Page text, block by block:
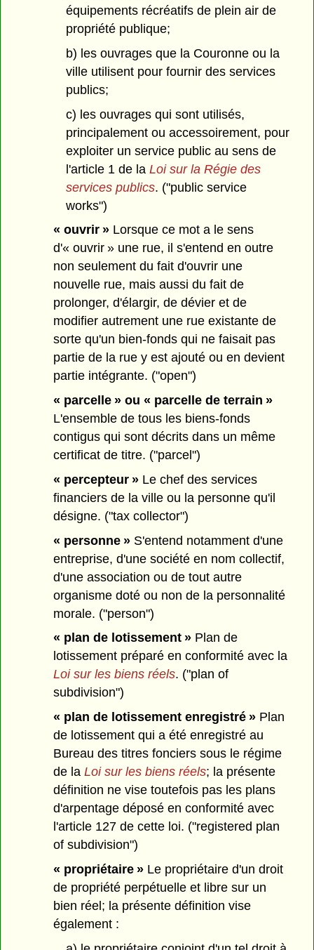
équipements récréatifs de plein air de
propriété publique;
b) les ouvrages que la Couronne ou la
ville utilisent pour fournir des services
publics;
c) les ouvrages qui sont utilisés,
principalement ou accessoirement, pour
exploiter un service public au sens de
l'article 1 de la Loi sur la Régie des
services publics. ("public service
works")
« ouvrir » Lorsque ce mot a le sens
d'« ouvrir » une rue, il s'entend en outre
non seulement du fait d'ouvrir une
nouvelle rue, mais aussi du fait de
prolonger, d'élargir, de dévier et de
modifier autrement une rue existante de
sorte qu'un bien-fonds qui ne faisait pas
partie de la rue y est ajouté ou en devient
partie intégrante. ("open")
« parcelle » ou « parcelle de terrain »
L'ensemble de tous les biens-fonds
contigus qui sont décrits dans un même
certificat de titre. ("parcel")
« percepteur » Le chef des services
financiers de la ville ou la personne qu'il
désigne. ("tax collector")
« personne » S'entend notamment d'une
entreprise, d'une société en nom collectif,
d'une association ou de tout autre
organisme doté ou non de la personnalité
morale. ("person")
« plan de lotissement » Plan de
lotissement préparé en conformité avec la
Loi sur les biens réels. ("plan of
subdivision")
« plan de lotissement enregistré » Plan
de lotissement qui a été enregistré au
Bureau des titres fonciers sous le régime
de laLoi sur les biens réels; la présente
définition ne vise toutefois pas les plans
d'arpentage déposé en conformité avec
l'article 127 de cette loi. ("registered plan
of subdivision")
« propriétaire » Le propriétaire d'un droit
de propriété perpétuelle et libre sur un
bien réel; la présente définition vise
également :